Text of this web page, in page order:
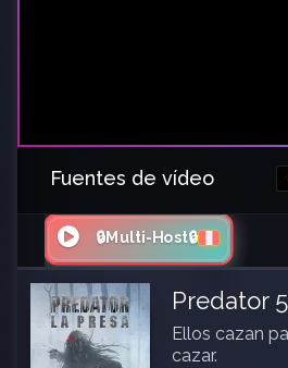
Fuentes de vídeo
🔒Multi-Host🔒
Predator
Ellos cazan
cazar.